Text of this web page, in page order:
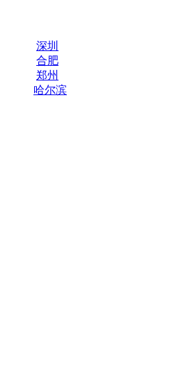
深圳
合肥
郑州
哈尔滨